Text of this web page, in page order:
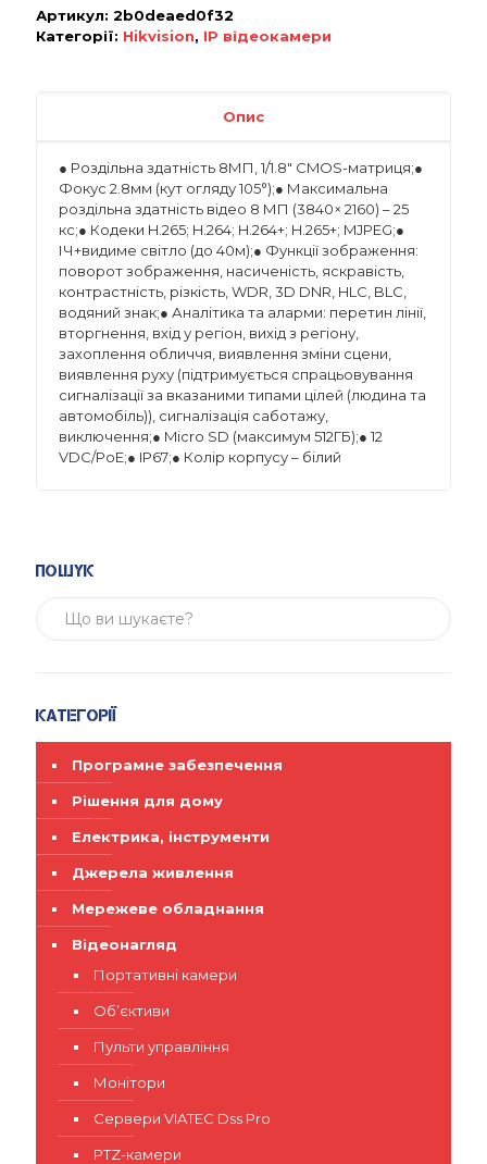
Артикул: 2b0deaed0f32
Категорії: Hikvision, IP відеокамери
Опис
● Роздільна здатність 8МП, 1/1.8″ CMOS-матриця;●
Фокус 2.8мм (кут огляду 105°);● Максимальна
роздільна здатність відео 8 МП (3840× 2160) – 25
кс;● Кодеки H.265; H.264; H.264+; H.265+; MJPEG;●
ІЧ+видиме світло (до 40м);● Функції зображення:
поворот зображення, насиченість, яскравість,
контрастність, різкість, WDR, 3D DNR, HLC, BLC,
водяний знак;● Аналітика та аларми: перетин лінії,
вторгнення, вхід у регіон, вихід з регіону,
захоплення обличчя, виявлення зміни сцени,
виявлення руху (підтримується спрацьовування
сигналізації за вказаними типами цілей (людина та
автомобіль)), сигналізація саботажу,
виключення;● Micro SD (максимум 512ГБ);● 12
VDC/PoE;● IP67;● Колір корпусу – білий
Пошук
Категорії
Програмне забезпечення
Рішення для дому
Електрика, інструменти
Джерела живлення
Мережеве обладнання
Відеонагляд
Портативні камери
Об’єктиви
Пульти управління
Монітори
Сервери VIATEC Dss Pro
PTZ-камери